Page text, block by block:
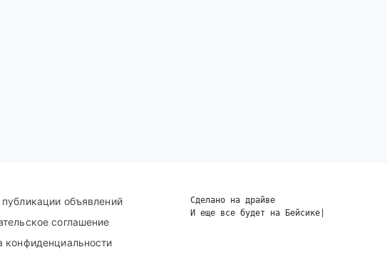
объявлений
соглашение
конфиденциальности
Сделано на драйве
И еще все будет на Бейсике